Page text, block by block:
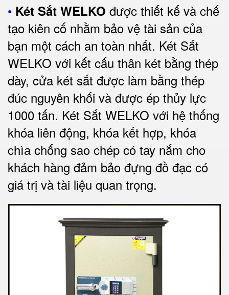
• Két Sắt WELKO được thiết kế và chế
tạo kiên cố nhằm bảo vệ tài sản của
bạn một cách an toàn nhất. Két Sắt
WELKO với kết cấu thân két bằng thép
dày, cửa két sắt được làm bằng thép
đúc nguyên khối và được ép thủy lực
1000 tấn. Két Sắt WELKO với hệ thống
khóa liên động, khóa kết hợp, khóa
chìa chống sao chép có tay nắm cho
khách hàng đảm bảo đựng đồ đạc có
giá trị và tài liệu quan trọng.